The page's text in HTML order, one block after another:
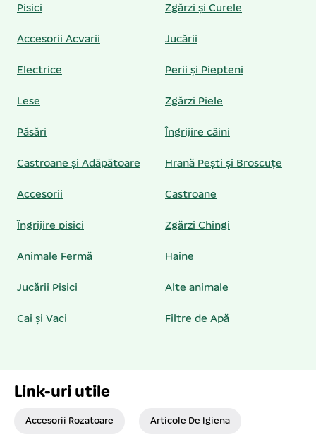
Pisici Zgărzi și Curele
Accesorii Acvarii Jucării
Electrice Perii și Piepteni
Lese Zgărzi Piele
Păsări Îngrijire câini
Castroane și Adăpătoare Hrană Pești și Broscuțe
Accesorii Castroane
Îngrijire pisici Zgărzi Chingi
Animale Fermă Haine
Jucării Pisici Alte animale
Cai și Vaci Filtre de Apă
Link-uri utile
Accesorii Rozatoare Articole De Igiena